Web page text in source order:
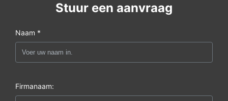
Stuur een aanvraag
Naam *
Firmanaam: